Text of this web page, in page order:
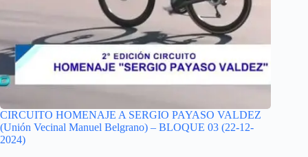
CIRCUITO HOMENAJE A SERGIO PAYASO VALDEZ
(Unión Vecinal Manuel Belgrano) – BLOQUE 03 (22-12-
2024)